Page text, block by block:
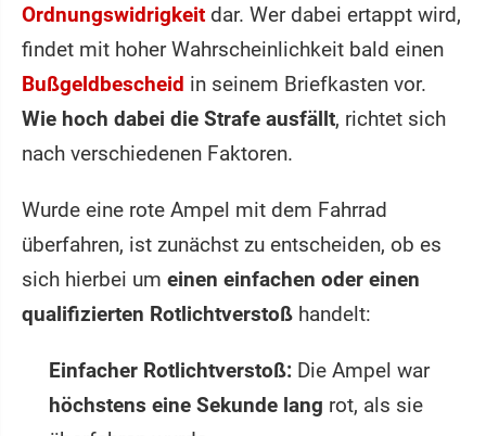
Ordnungswidrigkeit dar. Wer dabei ertappt wird,
findet mit hoher Wahrscheinlichkeit bald einen
Bußgeldbescheid in seinem Briefkasten vor.
Wie hoch dabei die Strafe ausfällt, richtet sich
nach verschiedenen Faktoren.
Wurde eine rote Ampel mit dem Fahrrad
überfahren, ist zunächst zu entscheiden, ob es
sich hierbei um einen einfachen oder einen
qualifizierten Rotlichtverstoß handelt:
Einfacher Rotlichtverstoß: Die Ampel war
höchstens eine Sekunde lang rot, als sie